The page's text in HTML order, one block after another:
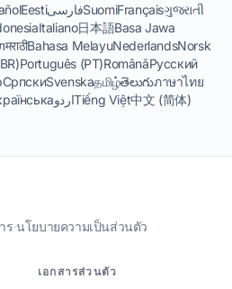
EestiفارسیSuomiFrançaisગુજરાતી
Italiano日本語Basa Jawa
मराठीBahasa MelayuNederlandsNorsk
Português (PT)RomânăРусский
СрпскиSvenskaதமிழ்తెలుగుภาษาไทย
اردوTiếng Việt中文 (简体)
ร·นโยบายความเป็นส่วนตัว
เอกสารส่วนตัว